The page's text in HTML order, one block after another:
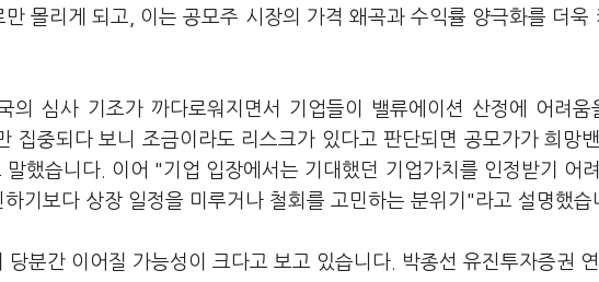
몰리게 되고, 이는 공모주 시장의 가격 왜곡과 수익률 양극화를 더욱
의 심사 기조가 까다로워지면서 기업들이 밸류에이션 산정에 어려움
집중되다 보니 조금이라도 리스크가 있다고 판단되면 공모가가 희망
했습니다. 이어 "기업 입장에서는 기대했던 기업가치를 인정받기 어
기보다 상장 일정을 미루거나 철회를 고민하는 분위기"라고 설명했습
당분간 이어질 가능성이 크다고 보고 있습니다. 박종선 유진투자증권